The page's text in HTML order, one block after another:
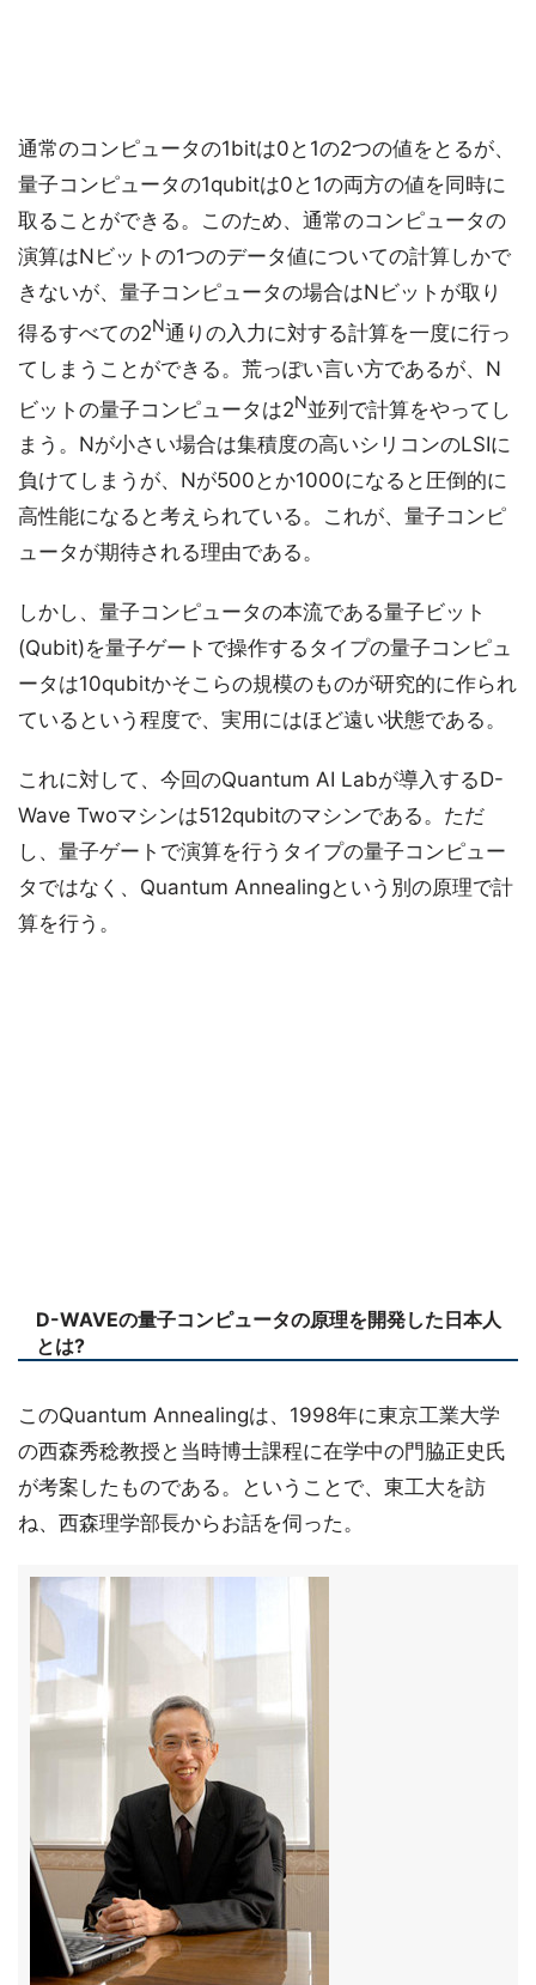
通常のコンピュータの1bitは0と1の2つの値をとるが、
量子コンピュータの1qubitは0と1の両方の値を同時に
取ることができる。このため、通常のコンピュータの
演算はNビットの1つのデータ値についての計算しかで
きないが、量子コンピュータの場合はNビットが取り
得るすべての2N通りの入力に対する計算を一度に行っ
てしまうことができる。荒っぽい言い方であるが、N
ビットの量子コンピュータは2N並列で計算をやってし
まう。Nが小さい場合は集積度の高いシリコンのLSIに
負けてしまうが、Nが500とか1000になると圧倒的に
高性能になると考えられている。これが、量子コンピ
ュータが期待される理由である。
しかし、量子コンピュータの本流である量子ビット
(Qubit)を量子ゲートで操作するタイプの量子コンピュ
ータは10qubitかそこらの規模のものが研究的に作られ
ているという程度で、実用にはほど遠い状態である。
これに対して、今回のQuantum AI Labが導入するD-
Wave Twoマシンは512qubitのマシンである。ただ
し、量子ゲートで演算を行うタイプの量子コンピュー
タではなく、Quantum Annealingという別の原理で計
算を行う。
D-WAVEの量子コンピュータの原理を開発した日本人
とは?
このQuantum Annealingは、1998年に東京工業大学
の西森秀稔教授と当時博士課程に在学中の門脇正史氏
が考案したものである。ということで、東工大を訪
ね、西森理学部長からお話を伺った。